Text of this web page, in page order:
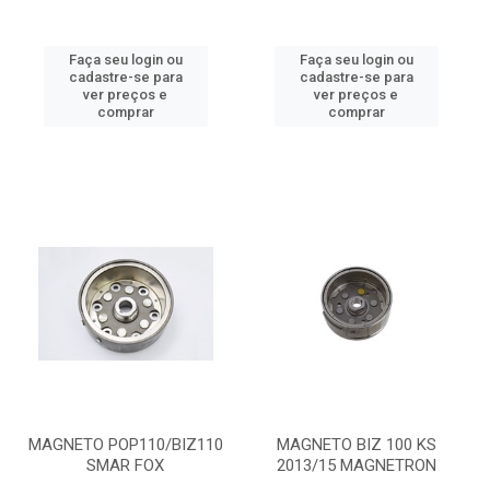
Faça seu login ou
cadastre-se para
ver preços e
comprar
Faça seu login ou
cadastre-se para
ver preços e
comprar
MAGNETO POP110/BIZ110
SMAR FOX
MAGNETO BIZ 100 KS
2013/15 MAGNETRON